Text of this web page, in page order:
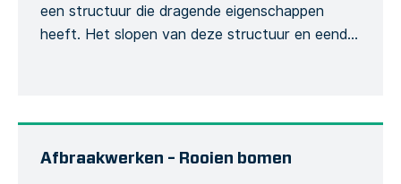
een structuur die dragende eigenschappen
heeft. Het slopen van deze structuur en eender
sjabloon kan gebruikt worden om een
gedetailleerd sloopformulier te creëren […]
Afbraakwerken – Rooien bomen